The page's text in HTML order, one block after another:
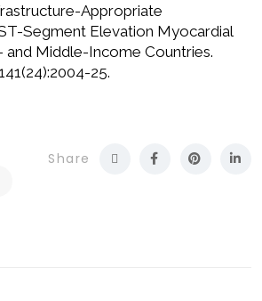
Appropriate
Segment Elevation Myocardial
and Middle-Income Countries.
25.
Share